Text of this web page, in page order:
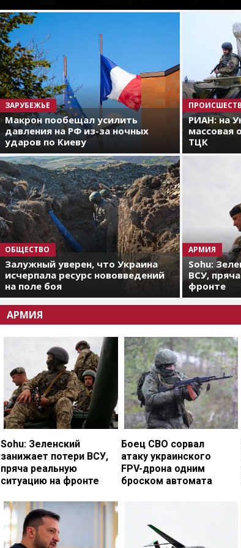
ЗАРУБЕЖЬЕ
Макрон пообещал усилить
давления на РФ из-за ночных
ударов по Киеву
РИАН: на
массовая
ТЦК
ОБЩЕСТВО
Залужный уверен, что Украина
исчерпала ресурс нововведений
на поле боя
АРМИЯ
Sohu:
ВСУ,
фронте
АРМИЯ
Sohu: Зеленский
занижает потери ВСУ,
пряча реальную
ситуацию на фронте
Боец СВО сорвал
атаку украинского
FPV-дрона одним
броском автомата